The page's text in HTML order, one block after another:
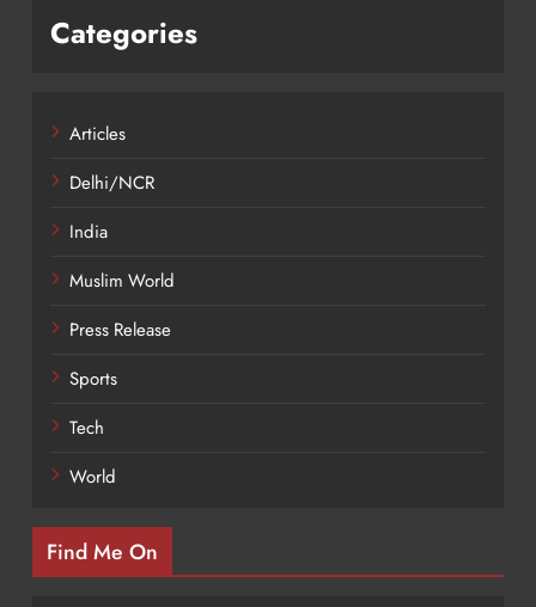
Categories
Articles
Delhi/NCR
India
Muslim World
Press Release
Sports
Tech
World
Find Me On